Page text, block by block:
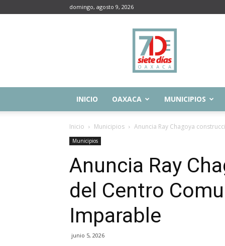
domingo, agosto 9, 2026
Siete
Días
Oaxaca
INICIO OAXACA MUNICIPIOS
Inicio Municipios Anuncia Ray Chagoya
Municipios
Anuncia Ray
del Centro
Imparable
junio 5, 2026